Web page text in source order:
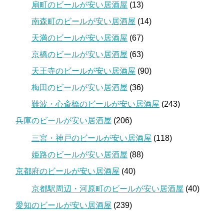
扇町のビールが安い居酒屋 (13)
南森町のビールが安い居酒屋 (14)
天満のビールが安い居酒屋 (67)
京橋のビールが安い居酒屋 (63)
天王寺のビールが安い居酒屋 (90)
梅田のビールが安い居酒屋 (36)
難波・心斎橋のビールが安い居酒屋 (243)
兵庫のビールが安い居酒屋 (206)
三宮・神戸のビールが安い居酒屋 (118)
姫路のビールが安い居酒屋 (88)
京都府のビールが安い居酒屋 (40)
京都駅周辺・河原町のビールが安い居酒屋 (40)
愛知のビールが安い居酒屋 (239)